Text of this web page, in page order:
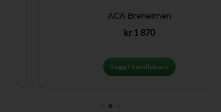
ACA Breheimen
1 870
Legg i handlekurv